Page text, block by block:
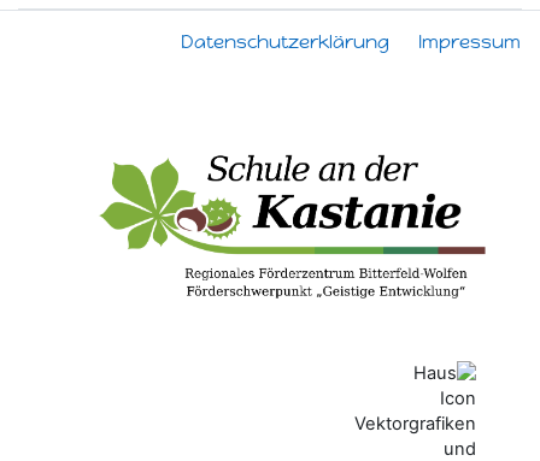
Datenschutzerklärung Impressum